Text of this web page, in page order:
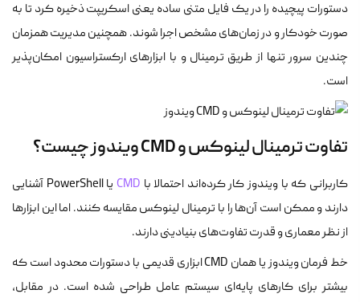
دستورات پیچیده را در یک فایل متنی ساده یعنی اسکریپت ذخیره کرد تا به
صورت خودکار و در زمان‌های مشخص اجرا شوند. همچنین مدیریت همزمان
چندین سرور تنها از طریق ترمینال و با ابزارهای ارکستراسیون امکان‌پذیر
است.
تفاوت ترمینال لینوکس و CMD ویندوز چیست؟
کاربرانی که با ویندوز کار کرده‌اند احتمالا با CMD
یا PowerShell آشنایی
دارند و ممکن است آن‌ها را با ترمینال لینوکس مقایسه کنند. اما این ابزارها
از نظر معماری و قدرت تفاوت‌های بنیادینی دارند.
خط فرمان ویندوز یا همان CMD ابزاری قدیمی با دستورات محدود است که
بیشتر برای کارهای پایه‌ای سیستم عامل طراحی شده است. در مقابل،